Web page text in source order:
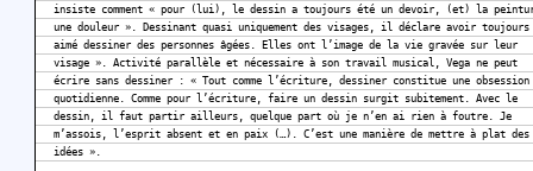
insiste comment « pour (lui), le dessin a toujours été un devoir, (et) la
une douleur ». Dessinant quasi uniquement des visages, il déclare avoir toujours
aimé dessiner des personnes âgées. Elles ont l’image de la vie gravée sur leur
visage ». Activité parallèle et nécessaire à son travail musical, Vega ne peut
écrire sans dessiner : « Tout comme l’écriture, dessiner constitue une obsession
quotidienne. Comme pour l’écriture, faire un dessin surgit subitement. Avec le
dessin, il faut partir ailleurs, quelque part où je n’en ai rien à foutre. Je
m’assois, l’esprit absent et en paix (…). C’est une manière de mettre à plat des
idées ».